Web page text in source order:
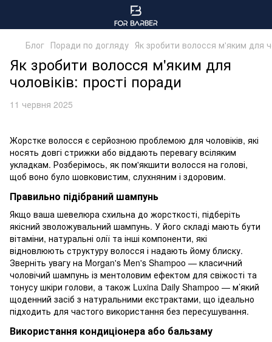
Блог Поради по догляду Як зробити волосся м'яким для
Як зробити волосся м'яким для
чоловіків: прості поради
11 червня 2025
Жорстке волосся є серйозною проблемою для чоловіків, які
носять довгі стрижки або віддають перевагу всіляким
укладкам. Розберімось, як пом'якшити волосся на голові,
щоб воно було шовковистим, слухняним і здоровим.
Правильно підібраний шампунь
Якщо ваша шевелюра схильна до жорсткості, підберіть
якісний зволожувальний шампунь. У його складі мають бути
вітаміни, натуральні олії та інші компоненти, які
відновлюють структуру волосся і надають йому блиску.
Зверніть увагу на Morgan's Men's Shampoo — класичний
чоловічий шампунь із ментоловим ефектом для свіжості та
тонусу шкіри голови, а також Luxina Daily Shampoo — м’який
щоденний засіб з натуральними екстрактами, що ідеально
підходить для частого використання без пересушування.
Використання кондиціонера або бальзаму